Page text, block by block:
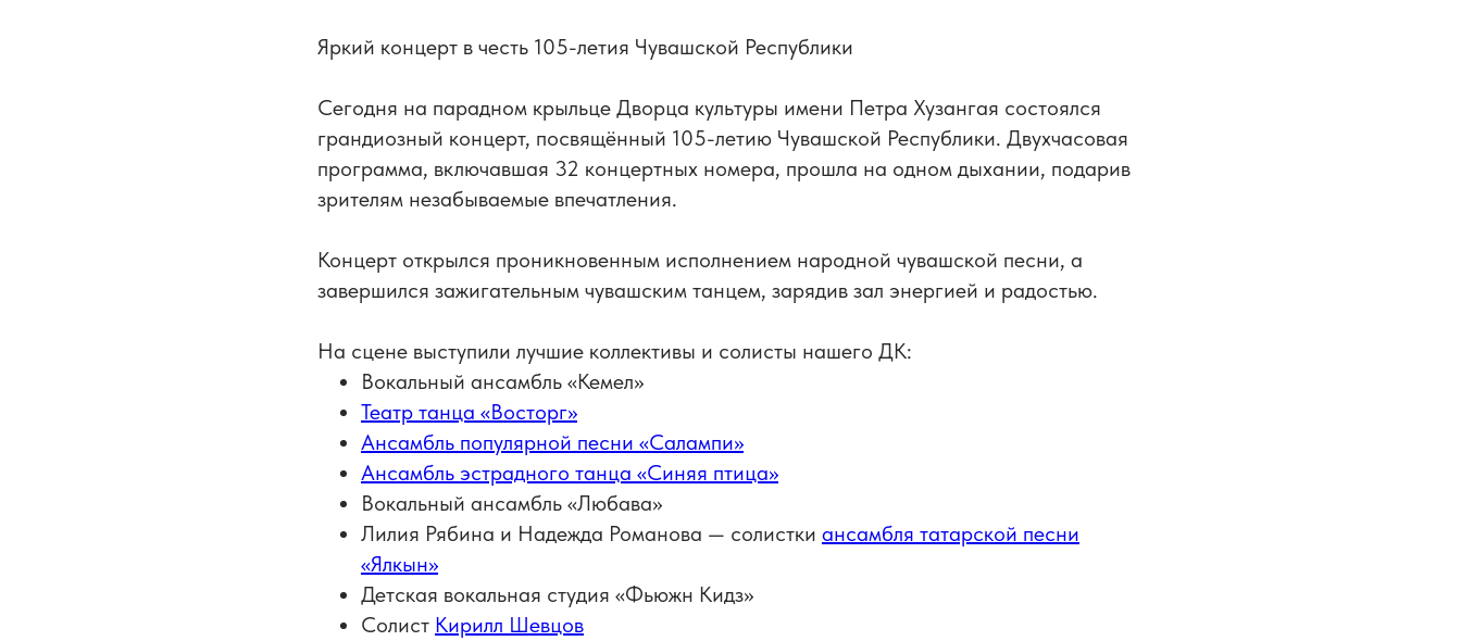
Яркий концерт в честь 105-летия Чувашской Республики
Сегодня на парадном крыльце Дворца культуры имени Петра Хузангая состоялся
грандиозный концерт, посвящённый 105-летию Чувашской Республики. Двухчасовая
программа, включавшая 32 концертных номера, прошла на одном дыхании, подарив
зрителям незабываемые впечатления.
Концерт открылся проникновенным исполнением народной чувашской песни, а
завершился зажигательным чувашским танцем, зарядив зал энергией и радостью.
На сцене выступили лучшие коллективы и солисты нашего ДК:
Вокальный ансамбль «Кемел»
Театр танца «Восторг»
Ансамбль популярной песни «Салампи»
Ансамбль эстрадного танца «Синяя птица»
Вокальный ансамбль «Любава»
Лилия Рябина и Надежда Романова — солистки ансамбля татарской песни
«Ялкын»
Детская вокальная студия «Фьюжн Кидз»
Солист Кирилл Шевцов